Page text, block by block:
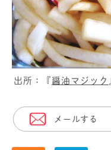
出所：『 醤油マジック
メールする